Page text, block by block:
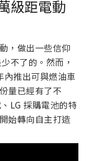
級距電動
，做出一些信仰
不了的。然而，
內推出可與燃油車
量已經有了不
LG 採購電池的特
始轉向自主打造